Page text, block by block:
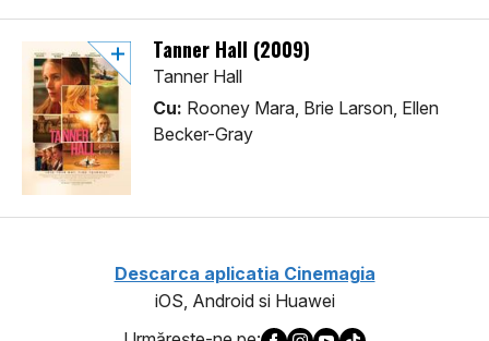
Tanner Hall (2009)
Tanner Hall
Cu: Rooney Mara, Brie Larson, Ellen
Becker-Gray
Descarca aplicatia Cinemagia
iOS, Android si Huawei